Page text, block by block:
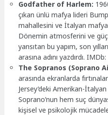
Godfather of Harlem:
çıkan ünlü mafya lideri
mahallesini ve İtalyan
Dönemin atmosferini ve
yansıtan bu yapım, son
arasına adını yazdırdı.
The Sopranos (Soprano
arasında ekranlarda
Jersey’deki Amerikan-
Soprano’nun hem suç
kişisel ve psikolojik